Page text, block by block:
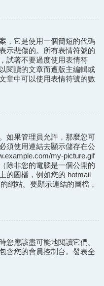
，它是使用一個簡短的代碼
示悲傷的。所有表情符號的
試著不要過度使用表情符
閱讀的文章而遭版主編輯或
章中可以使用表情符號的數
如果管理員允許，那麼您可
須使用連結去顯示儲存在公
my-picture.gif
除非您的電腦是一個公開的
的圖檔，例如您的 hotmail
網站。要顯示連結的圖檔，
您應該盡可能地閱讀它們。
含您的會員控制台。發表全